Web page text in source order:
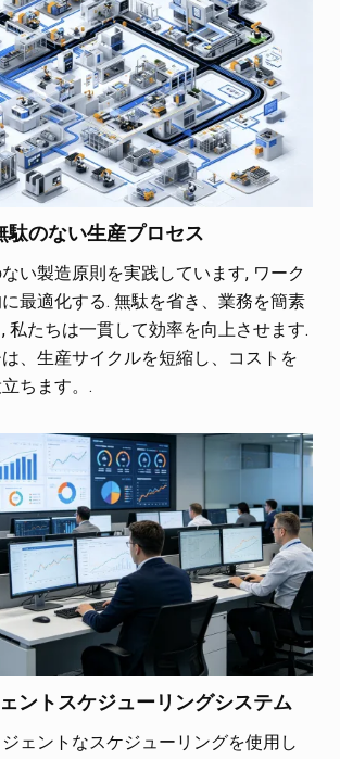
駄のない生産プロセス
い製造原則を実践しています, ワーク
最適化する. 無駄を省き、業務を簡素
私たちは一貫して効率を向上させます.
、生産サイクルを短縮し、コストを
ちます。.
ントスケジューリングシステム
ェントなスケジューリングを使用し